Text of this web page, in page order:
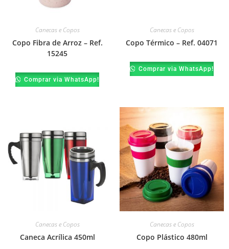
Canecas e Copos
Copo Fibra de Arroz – Ref.
15245
Comprar via WhatsApp!
Canecas e Copos
Copo Térmico – Ref. 04071
Comprar via WhatsApp!
Canecas e Copos
Caneca Acrílica 450ml
Canecas e Copos
Copo Plástico 480ml